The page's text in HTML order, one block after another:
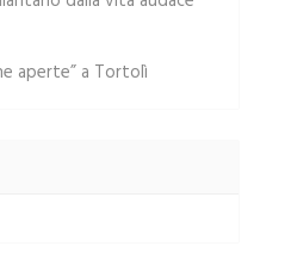
aperte” a Tortolì